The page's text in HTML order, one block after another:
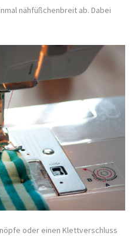
nähfüßchenbreit ab. Dabei
oder einen Klettverschluss